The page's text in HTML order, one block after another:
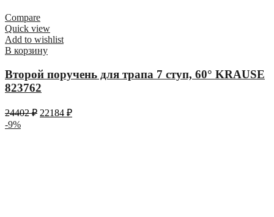
Compare
Quick view
Add to wishlist
В корзину
Второй поручень для трапа 7 ступ, 60° KRAUSE
823762
24402₽ 22184 ₽
-9%